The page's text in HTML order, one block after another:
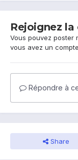
Rejoignez
Vous pouvez poster
vous avez un
Répondre à
Share